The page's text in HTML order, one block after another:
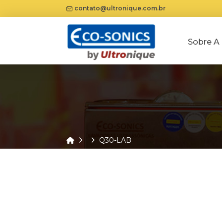
contato@ultronique.com.br
Sobre A
Home Q30-LAB